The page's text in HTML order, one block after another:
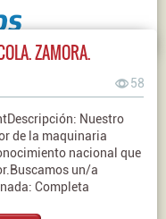
en
de inglés B1 o
ZAMORA.
58
Nuestro
de la maquinaria
nacional que
un/a
Completa